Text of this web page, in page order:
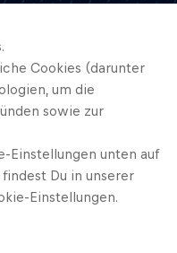
Die Playlist
Cookies (darunter
um die
sowie zur
Einstellungen unten auf
Du in unserer
Einstellungen.